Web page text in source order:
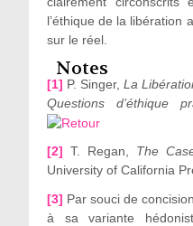
l’éthique de la libération
sur le réel.
Notes
[1] P. Singer,La
Questions d’éthique
[2] T. Regan, The
University of California
[3] Par souci de
à sa variante